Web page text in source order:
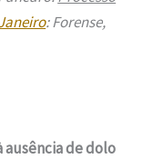
: Forense,
de dolo